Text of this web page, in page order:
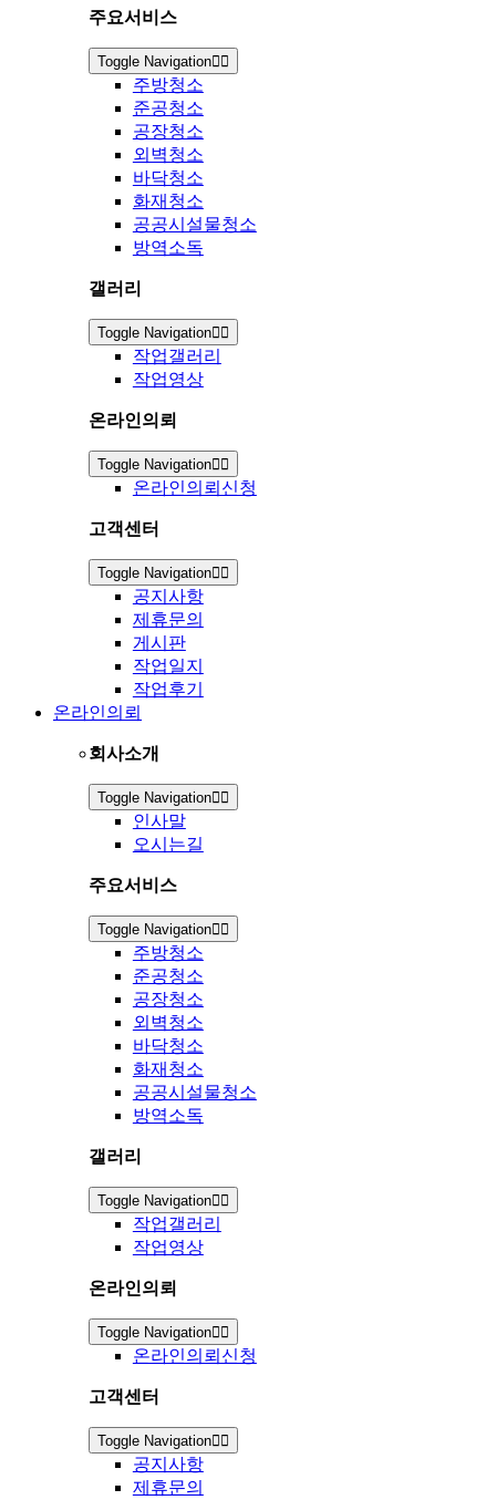
주요서비스
Toggle Navigation
주방청소
준공청소
공장청소
외벽청소
바닥청소
화재청소
공공시설물청소
방역소독
갤러리
Toggle Navigation
작업갤러리
작업영상
온라인의뢰
Toggle Navigation
온라인의뢰신청
고객센터
Toggle Navigation
공지사항
제휴문의
게시판
작업일지
작업후기
온라인의뢰
회사소개
Toggle Navigation
인사말
오시는길
주요서비스
Toggle Navigation
주방청소
준공청소
공장청소
외벽청소
바닥청소
화재청소
공공시설물청소
방역소독
갤러리
Toggle Navigation
작업갤러리
작업영상
온라인의뢰
Toggle Navigation
온라인의뢰신청
고객센터
Toggle Navigation
공지사항
제휴문의